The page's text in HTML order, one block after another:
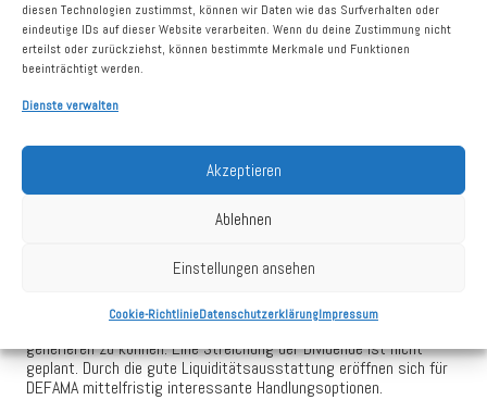
diesen Technologien zustimmst, können wir Daten wie das Surfverhalten oder
eindeutige IDs auf dieser Website verarbeiten. Wenn du deine Zustimmung nicht
erteilst oder zurückziehst, können bestimmte Merkmale und Funktionen
beeinträchtigt werden.
Dienste verwalten
Akzeptieren
Ablehnen
Einstellungen ansehen
Cookie-RichtlinieDatenschutzerklärungImpressum
Vor diesem Hintergrund hat DEFAMA für die laufenden
Bankdarlehen höchstvorsorglich eine zeitweise Tilgungs- bzw.
Ratenaussetzung beantragt, um eine komfortable
Liquiditätsreserve zu bewahren. Für den größten Teil der
bestehenden Kredite wurde diese bereits zugesagt. Im Schnitt
wurde die Aussetzung für zunächst sechs Monate gewährt. Die
Fällen, die Geschäftsbeziehung künftig noch ausweiten zu wollen.
Per Ende 2019 verfügte DEFAMA über liquide Mittel von rund 7 Mio.
€. Nach Auszahlung zugesagter Darlehen sowie noch zu zahlender
im Konzern einschließlich freier Kreditlinien aktuell mehr als 5 Mio.
anstehenden Revalutierungen sowie einer noch ausstehenden
generieren zu können. Eine Streichung der Dividende ist nicht
geplant. Durch die gute Liquiditätsausstattung eröffnen sich für
DEFAMA mittelfristig interessante Handlungsoptionen.